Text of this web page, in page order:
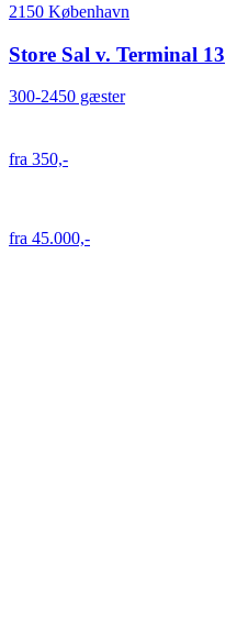
2150 København
Store Sal v. Terminal 13
300-2450 gæster
fra 350,-
fra 45.000,-